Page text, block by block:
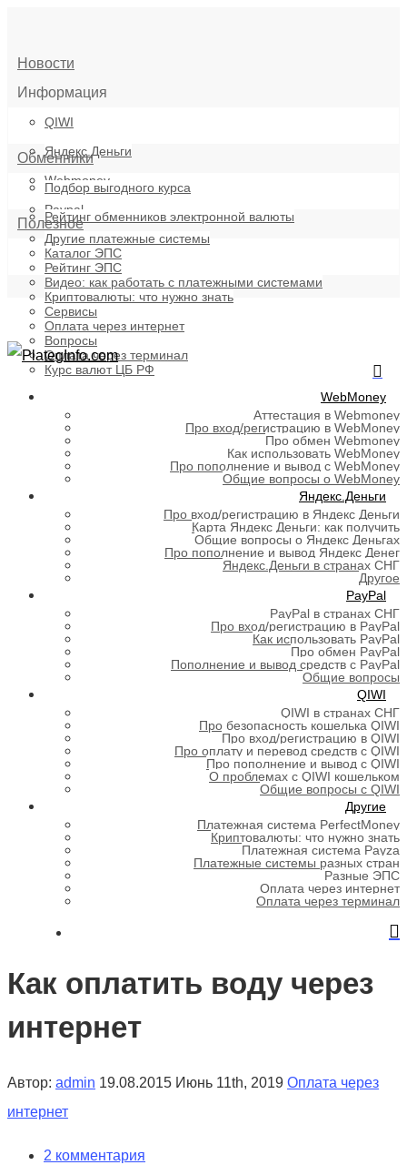
Новости
Информация
QIWI
Яндекс.Деньги
Webmoney
Paypal
Другие платежные системы
Рейтинг ЭПС
Криптовалюты: что нужно знать
Оплата через интернет
Оплата через терминал
Обменники
Подбор выгодного курса
Рейтинг обменников электронной валюты
Полезное
Каталог ЭПС
Видео: как работать с платежными системами
Сервисы
Вопросы
Курс валют ЦБ РФ
WebMoney
Аттестация в Webmoney
Про вход/регистрацию в WebMoney
Про обмен Webmoney
Как использовать WebMoney
Про пополнение и вывод с WebMoney
Общие вопросы о WebMoney
Яндекс.Деньги
Про вход/регистрацию в Яндекс Деньги
Карта Яндекс Деньги: как получить
Общие вопросы о Яндекс Деньгах
Про пополнение и вывод Яндекс Денег
Яндекс.Деньги в странах СНГ
Другое
PayPal
PayPal в странах СНГ
Про вход/регистрацию в PayPal
Как использовать PayPal
Про обмен PayPal
Пополнение и вывод средств с PayPal
Общие вопросы
QIWI
QIWI в странах СНГ
Про безопасность кошелька QIWI
Про вход/регистрацию в QIWI
Про оплату и перевод средств c QIWI
Про пополнение и вывод с QIWI
О проблемах с QIWI кошельком
Общие вопросы с QIWI
Другие
Платежная система PerfectMoney
Криптовалюты: что нужно знать
Платежная система Payza
Платежные системы разных стран
Разные ЭПС
Оплата через интернет
Оплата через терминал
Как оплатить воду через
интернет
Автор: admin 19.08.2015 Июнь 11th, 2019 Оплата через
интернет
2 комментария